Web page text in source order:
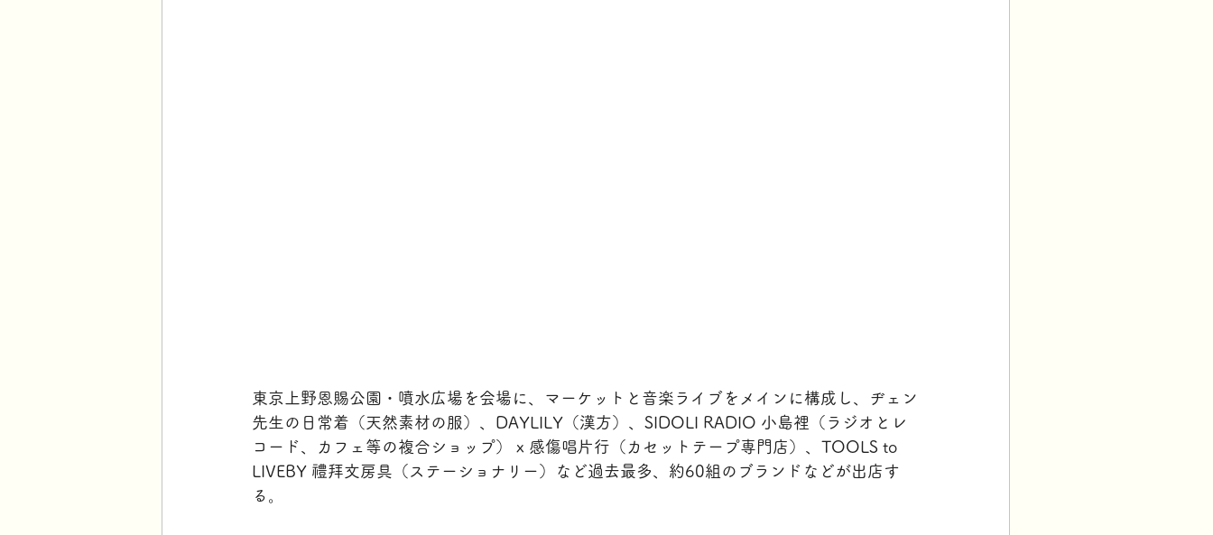
東京上野恩賜公園・噴水広場を会場に、マーケットと音楽ライブをメインに構成し、ヂェン
先生の日常着（天然素材の服）、DAYLILY（漢方）、SIDOLI RADIO 小島裡（ラジオとレ
コード、カフェ等の複合ショップ） x 感傷唱片行（カセットテープ専門店）、TOOLS to
LIVEBY 禮拜文房具（ステーショナリー）など過去最多、約60組のブランドなどが出店す
る。